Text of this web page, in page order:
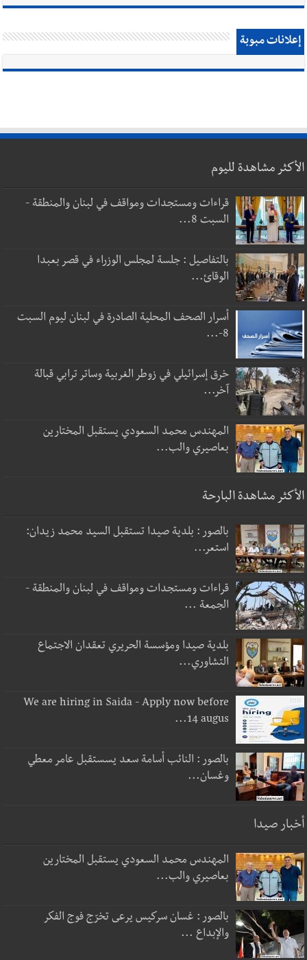
إعلانات مبوبة
الأكثر مشاهدة لليوم
قراءات ومستجدات ومواقف في لبنان والمنطقة -
السبت 8...
بالتفاصيل : جلسة لمجلس الوزراء في قصر بعبدا
الوقائ...
أسرار الصحف المحلية الصادرة في لبنان ليوم السبت
8-...
خرق إسرائيلي في زوطر الغربية وساتر ترابي قبالة
آخر...
المهندس محمد السعودي يستقبل المختارين
بعاصيري والب...
الأكثر مشاهدة البارحة
بالصور : بلدية صيدا تستقبل السيد محمد زيدان:
استعر...
قراءات ومستجدات ومواقف في لبنان والمنطقة -
الجمعة ...
بلدية صيدا ومؤسسة الحريري تعقدان الاجتماع
التشاوري...
We are hiring in Saida - Apply now before
14 augus...
بالصور : النائب أسامة سعد يسستقبل عامر معطي
وغسان...
أخبار صيدا
المهندس محمد السعودي يستقبل المختارين
بعاصيري والب...
بالصور : غسان سركيس يرعى تخرّج فوج الفكر
والإبداع ...